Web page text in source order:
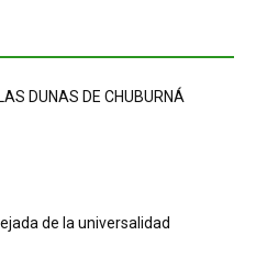
DUNAS DE CHUBURNÁ
de la universalidad